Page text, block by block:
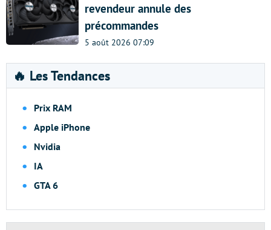
revendeur annule des
précommandes
5 août 2026 07:09
🔥 Les Tendances
Prix RAM
Apple iPhone
Nvidia
IA
GTA 6